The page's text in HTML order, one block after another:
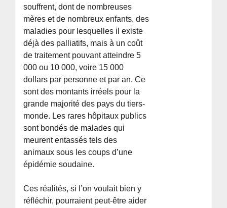
souffrent, dont de nombreuses
mères et de nombreux enfants, des
maladies pour lesquelles il existe
déjà des palliatifs, mais à un coût
de traitement pouvant atteindre 5
000 ou 10 000, voire 15 000
dollars par personne et par an. Ce
sont des montants irréels pour la
grande majorité des pays du tiers-
monde. Les rares hôpitaux publics
sont bondés de malades qui
meurent entassés tels des
animaux sous les coups d’une
épidémie soudaine.
Ces réalités, si l’on voulait bien y
réfléchir, pourraient peut-être aider